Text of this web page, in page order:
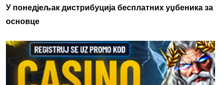
У понедјељак дистрибуција бесплатних уџбеника за
основце